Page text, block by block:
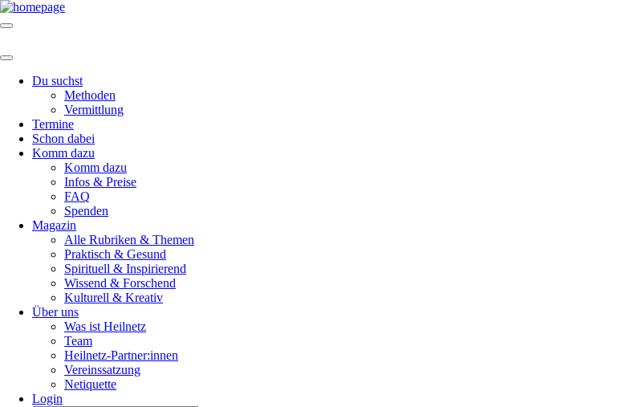
Du suchst
Methoden
Vermittlung
Termine
Schon dabei
Komm dazu
Komm dazu
Infos & Preise
FAQ
Spenden
Magazin
Alle Rubriken & Themen
Praktisch & Gesund
Spirituell & Inspirierend
Wissend & Forschend
Kulturell & Kreativ
Über uns
Was ist Heilnetz
Team
Heilnetz-Partner:innen
Vereinssatzung
Netiquette
Login